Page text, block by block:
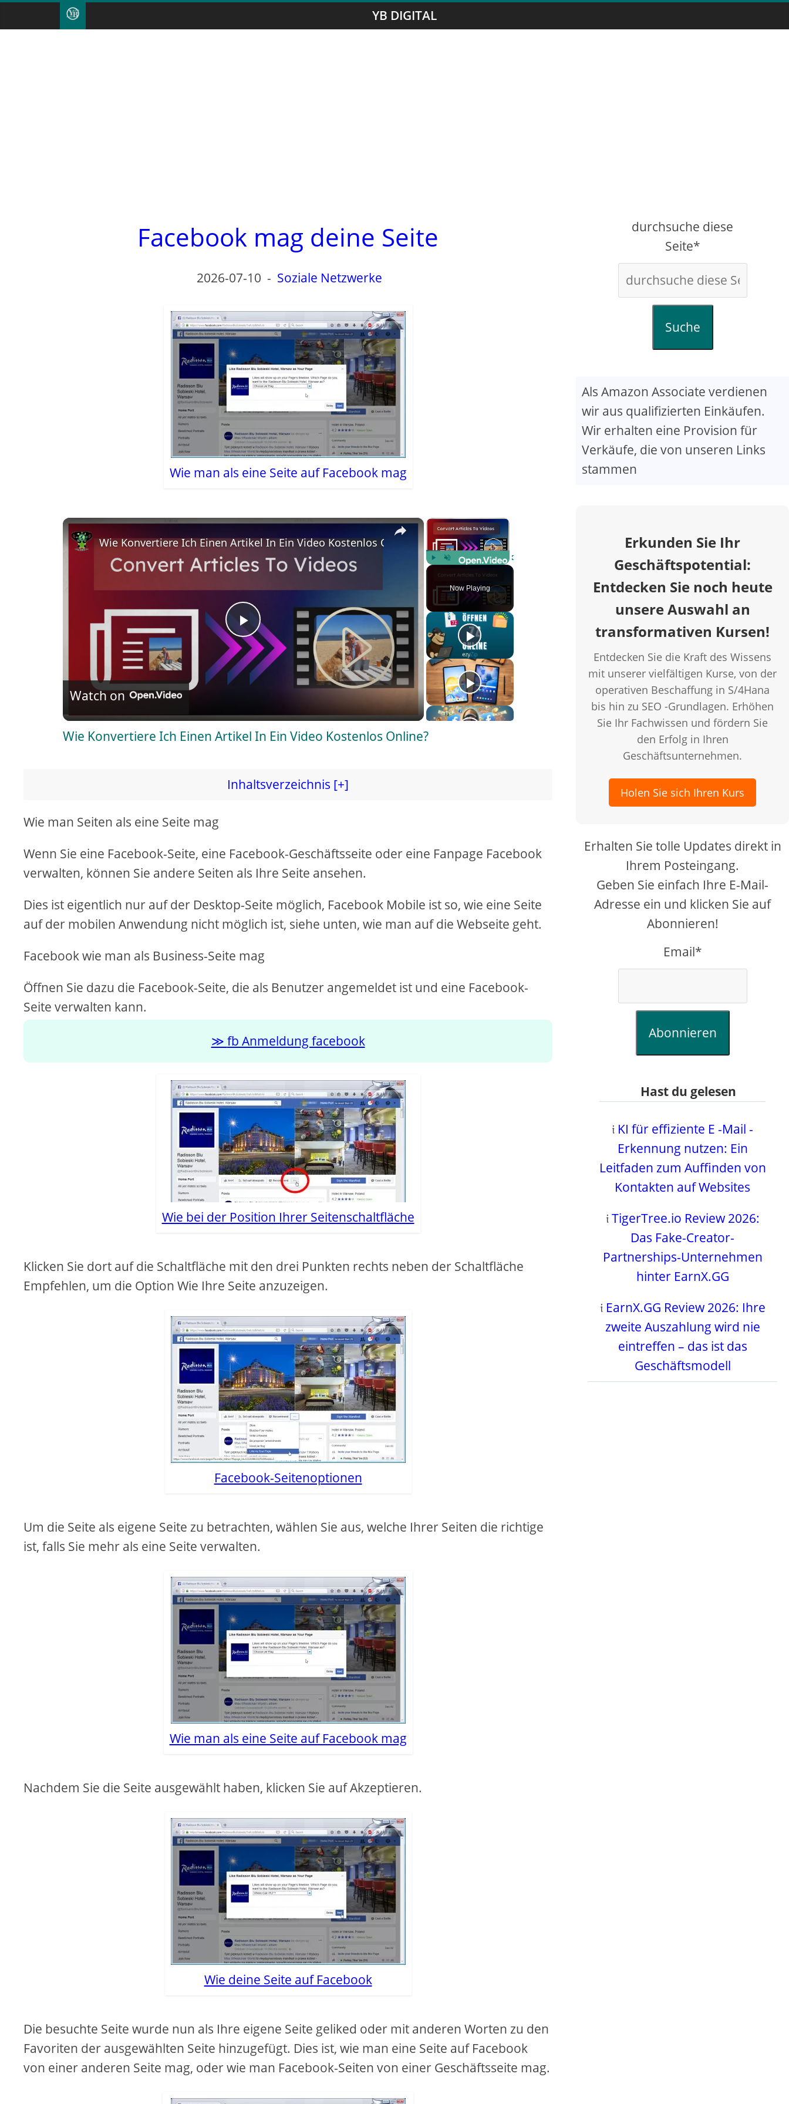
YB DIGITAL
Facebook mag deine Seite
2026-07-10 - Soziale Netzwerke
Wie man als eine Seite auf Facebook mag
×
Now Playing
×
P
l
y
V
d
e
o
Wie Konvertiere Ich Einen Artikel In Ein Video Kostenlos Online?
Watch on
Wie Konvertiere Ich Einen Artikel In Ein Video Kostenlos Online?
Inhaltsverzeichnis [+]
Wie man Seiten als eine Seite mag
Wenn Sie eine Facebook-Seite, eine Facebook-Geschäftsseite oder eine Fanpage Facebook
verwalten, können Sie andere Seiten als Ihre Seite ansehen.
Dies ist eigentlich nur auf der Desktop-Seite möglich, Facebook Mobile ist so, wie eine Seite
auf der mobilen Anwendung nicht möglich ist, siehe unten, wie man auf die Webseite geht.
Facebook wie man als Business-Seite mag
Öffnen Sie dazu die Facebook-Seite, die als Benutzer angemeldet ist und eine Facebook-
Seite verwalten kann.
fb Anmeldung facebook
Wie bei der Position Ihrer Seitenschaltfläche
Klicken Sie dort auf die Schaltfläche mit den drei Punkten rechts neben der Schaltfläche
Empfehlen, um die Option Wie Ihre Seite anzuzeigen.
Facebook-Seitenoptionen
Um die Seite als eigene Seite zu betrachten, wählen Sie aus, welche Ihrer Seiten die richtige
ist, falls Sie mehr als eine Seite verwalten.
Wie man als eine Seite auf Facebook mag
Nachdem Sie die Seite ausgewählt haben, klicken Sie auf Akzeptieren.
Wie deine Seite auf Facebook
Die besuchte Seite wurde nun als Ihre eigene Seite geliked oder mit anderen Worten zu den
Favoriten der ausgewählten Seite hinzugefügt. Dies ist, wie man eine Seite auf Facebook
von einer anderen Seite mag, oder wie man Facebook-Seiten von einer Geschäftsseite mag.
durchsuche diese
Seite*
Suche
Als Amazon Associate verdienen
wir aus qualifizierten Einkäufen.
Wir erhalten eine Provision für
Verkäufe, die von unseren Links
stammen
Erkunden Sie Ihr
Geschäftspotential:
Entdecken Sie noch heute
unsere Auswahl an
transformativen Kursen!
Entdecken Sie die Kraft des Wissens
mit unserer vielfältigen Kurse, von der
operativen Beschaffung in S/4Hana
bis hin zu SEO -Grundlagen. Erhöhen
Sie Ihr Fachwissen und fördern Sie
den Erfolg in Ihren
Geschäftsunternehmen.
Holen Sie sich Ihren Kurs
Erhalten Sie tolle Updates direkt in
Ihrem Posteingang.
Geben Sie einfach Ihre E-Mail-
Adresse ein und klicken Sie auf
Abonnieren!
Email*
Abonnieren
Hast du gelesen
𝔦 KI für effiziente E -Mail -
Erkennung nutzen: Ein
Leitfaden zum Auffinden von
Kontakten auf Websites
𝔦TigerTree.io Review 2026:
Das Fake-Creator-
Partnerships-Unternehmen
hinter EarnX.GG
𝔦 EarnX.GG Review 2026: Ihre
zweite Auszahlung wird nie
eintreffen – das ist das
Geschäftsmodell